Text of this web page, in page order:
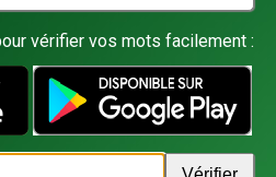
vérifier vos mots facilement :